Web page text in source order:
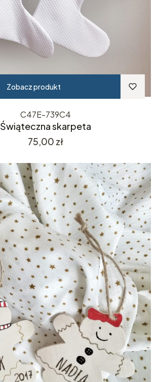
Zobacz produkt
C47E-739C4
Świąteczna skarpeta
Cena
75,00 zł